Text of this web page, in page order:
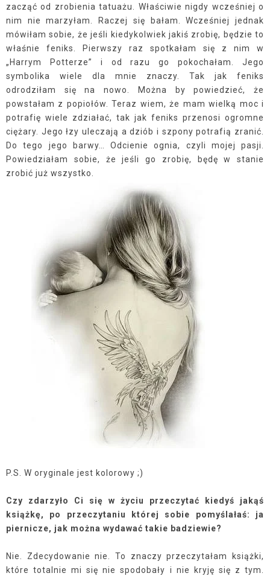
zacząć od zrobienia tatuażu. Właściwie nigdy wcześniej o
nim nie marzyłam. Raczej się bałam. Wcześniej jednak
mówiłam sobie, że jeśli kiedykolwiek jakiś zrobię, będzie to
właśnie feniks. Pierwszy raz spotkałam się z nim w
„Harrym Potterze” i od razu go pokochałam. Jego
symbolika wiele dla mnie znaczy. Tak jak feniks
odrodziłam się na nowo. Można by powiedzieć, że
powstałam z popiołów. Teraz wiem, że mam wielką moc i
potrafię wiele zdziałać, tak jak feniks przenosi ogromne
ciężary. Jego łzy uleczają a dziób i szpony potrafią zranić.
Do tego jego barwy… Odcienie ognia, czyli mojej pasji.
Powiedziałam sobie, że jeśli go zrobię, będę w stanie
zrobić już wszystko.
P.S. W oryginale jest kolorowy ;)
Czy zdarzyło Ci się w życiu przeczytać kiedyś jakąś
książkę, po przeczytaniu której sobie pomyślałaś: ja
piernicze, jak można wydawać takie badziewie?
Nie. Zdecydowanie nie. To znaczy przeczytałam książki,
które totalnie mi się nie spodobały i nie kryję się z tym.